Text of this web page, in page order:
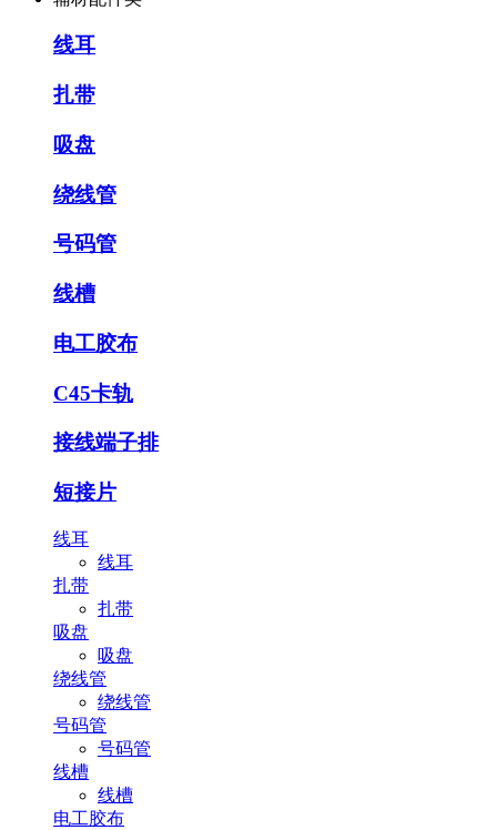
线耳
扎带
吸盘
绕线管
号码管
线槽
电工胶布
C45卡轨
接线端子排
短接片
线耳
线耳
扎带
扎带
吸盘
吸盘
绕线管
绕线管
号码管
号码管
线槽
线槽
电工胶布